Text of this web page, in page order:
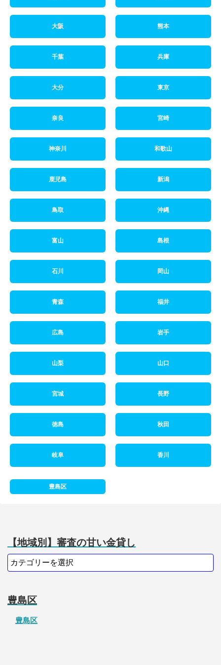
大阪 熊本
千葉 兵庫
大分 東京
奈良 宮崎
神奈川 和歌山
鹿児島 新潟
鳥取 沖縄
富山 島根
石川 岡山
青森 福井
広島 岩手
山梨 山口
宮城 長野
徳島 秋田
岐阜 香川
豊島区
【地域別】審査の甘い金貸し
豊島区
豊島区